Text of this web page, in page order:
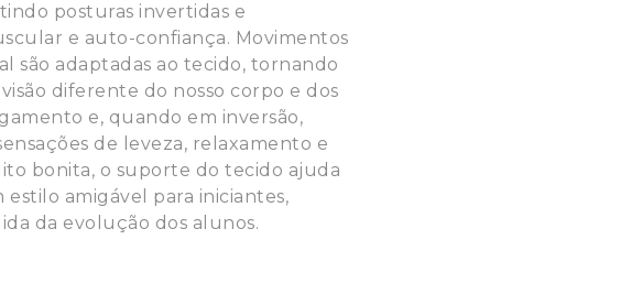
posturas invertidas e
e auto-confiança. Movimentos
são adaptadas ao tecido, tornando
diferente do nosso corpo e dos
e, quando em inversão,
de leveza, relaxamento e
bonita, o suporte do tecido ajuda
amigável para iniciantes,
da evolução dos alunos.